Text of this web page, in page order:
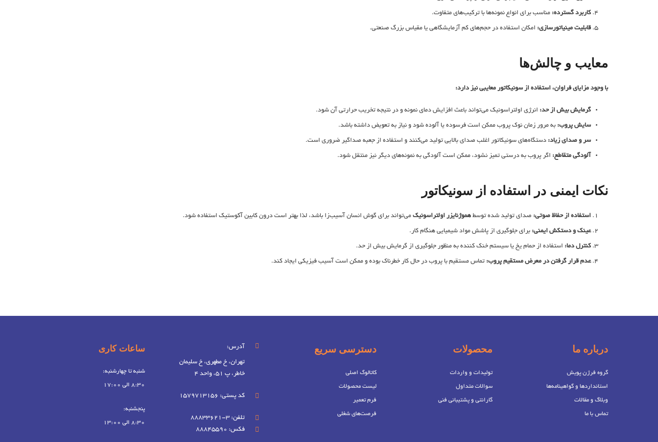
کاربرد گسترده: مناسب برای انواع نمونه‌ها با ترکیب‌های متفاوت.
قابلیت مینیاتور‌سازی: امکان استفاده در حجم‌های کم آزمایشگاهی یا مقیاس بزرگ صنعتی.
معایب و چالش‌ها
با وجود مزایای فراوان، استفاده از سونیکاتور معایبی نیز دارد:
گرمایش بیش از حد: انرژی اولتراسونیک می‌تواند باعث افزایش دمای نمونه و در نتیجه تخریب حرارتی آن شود.
سایش پروب: به مرور زمان نوک پروب ممکن است فرسوده یا آلوده شود و نیاز به تعویض داشته باشد.
سر و صدای زیاد: دستگاه‌های سونیکاتور اغلب صدای بالایی تولید می‌کنند و استفاده از جعبه صداگیر ضروری است.
آلودگی متقاطع: اگر پروب به ‌درستی تمیز نشود، ممکن است آلودگی به نمونه‌های دیگر نیز منتقل شود.
نکات ایمنی در استفاده از سونیکاتور
استفاده از حفاظ صوتی: صدای تولید شده توسط هموژنایزر اولتراسونیک می‌تواند برای گوش انسان آسیب‌زا باشد، لذا بهتر است درون کابین آکوستیک استفاده شود.
عینک و دستکش ایمنی: برای جلوگیری از پاشش مواد شیمیایی هنگام کار.
کنترل دما: استفاده از حمام یخ یا سیستم خنک ‌کننده به‌ منظور جلوگیری از گرمایش بیش از حد.
عدم قرار گرفتن در معرض مستقیم پروب: تماس مستقیم با پروب در حال کار خطرناک بوده و ممکن است آسیب فیزیکی ایجاد کند.
درباره ما
گروه فرژن پویش
استانداردها و گواهینامه‌ها
وبلاگ و مقالات
تماس با ما
محصولات
تولیدات و واردات
سوالات متداول
گارانتی و پشتیبانی فنی
دسترسی سریع
کاتالوگ اصلی
لیست محصولات
فرم تعمیر
فرصت‌های شغلی
آدرس:
تهران، خ مطهری، خ سلیمان
خاطر، پ 51، واحد 4
کد پستی: 1579713156
تلفن: 3-88833621
فکس: 88845590
ساعات کاری
شنبه تا چهارشنبه:
8:30 الی 17:00
پنجشنبه:
8:30 الی 13:00